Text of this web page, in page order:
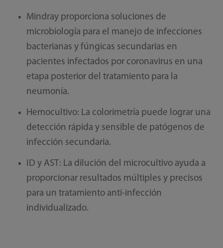
Mindray proporciona soluciones de
microbiología para el manejo de infecciones
bacterianas y fúngicas secundarias en
pacientes infectados por coronavirus en una
etapa posterior del tratamiento para la
neumonía.
Hemocultivo: La colorimetría puede lograr una
detección rápida y sensible de patógenos de
infección secundaria.
ID y AST: La dilución del microcultivo ayuda a
proporcionar resultados múltiples y precisos
para un tratamiento anti-infección
individualizado.